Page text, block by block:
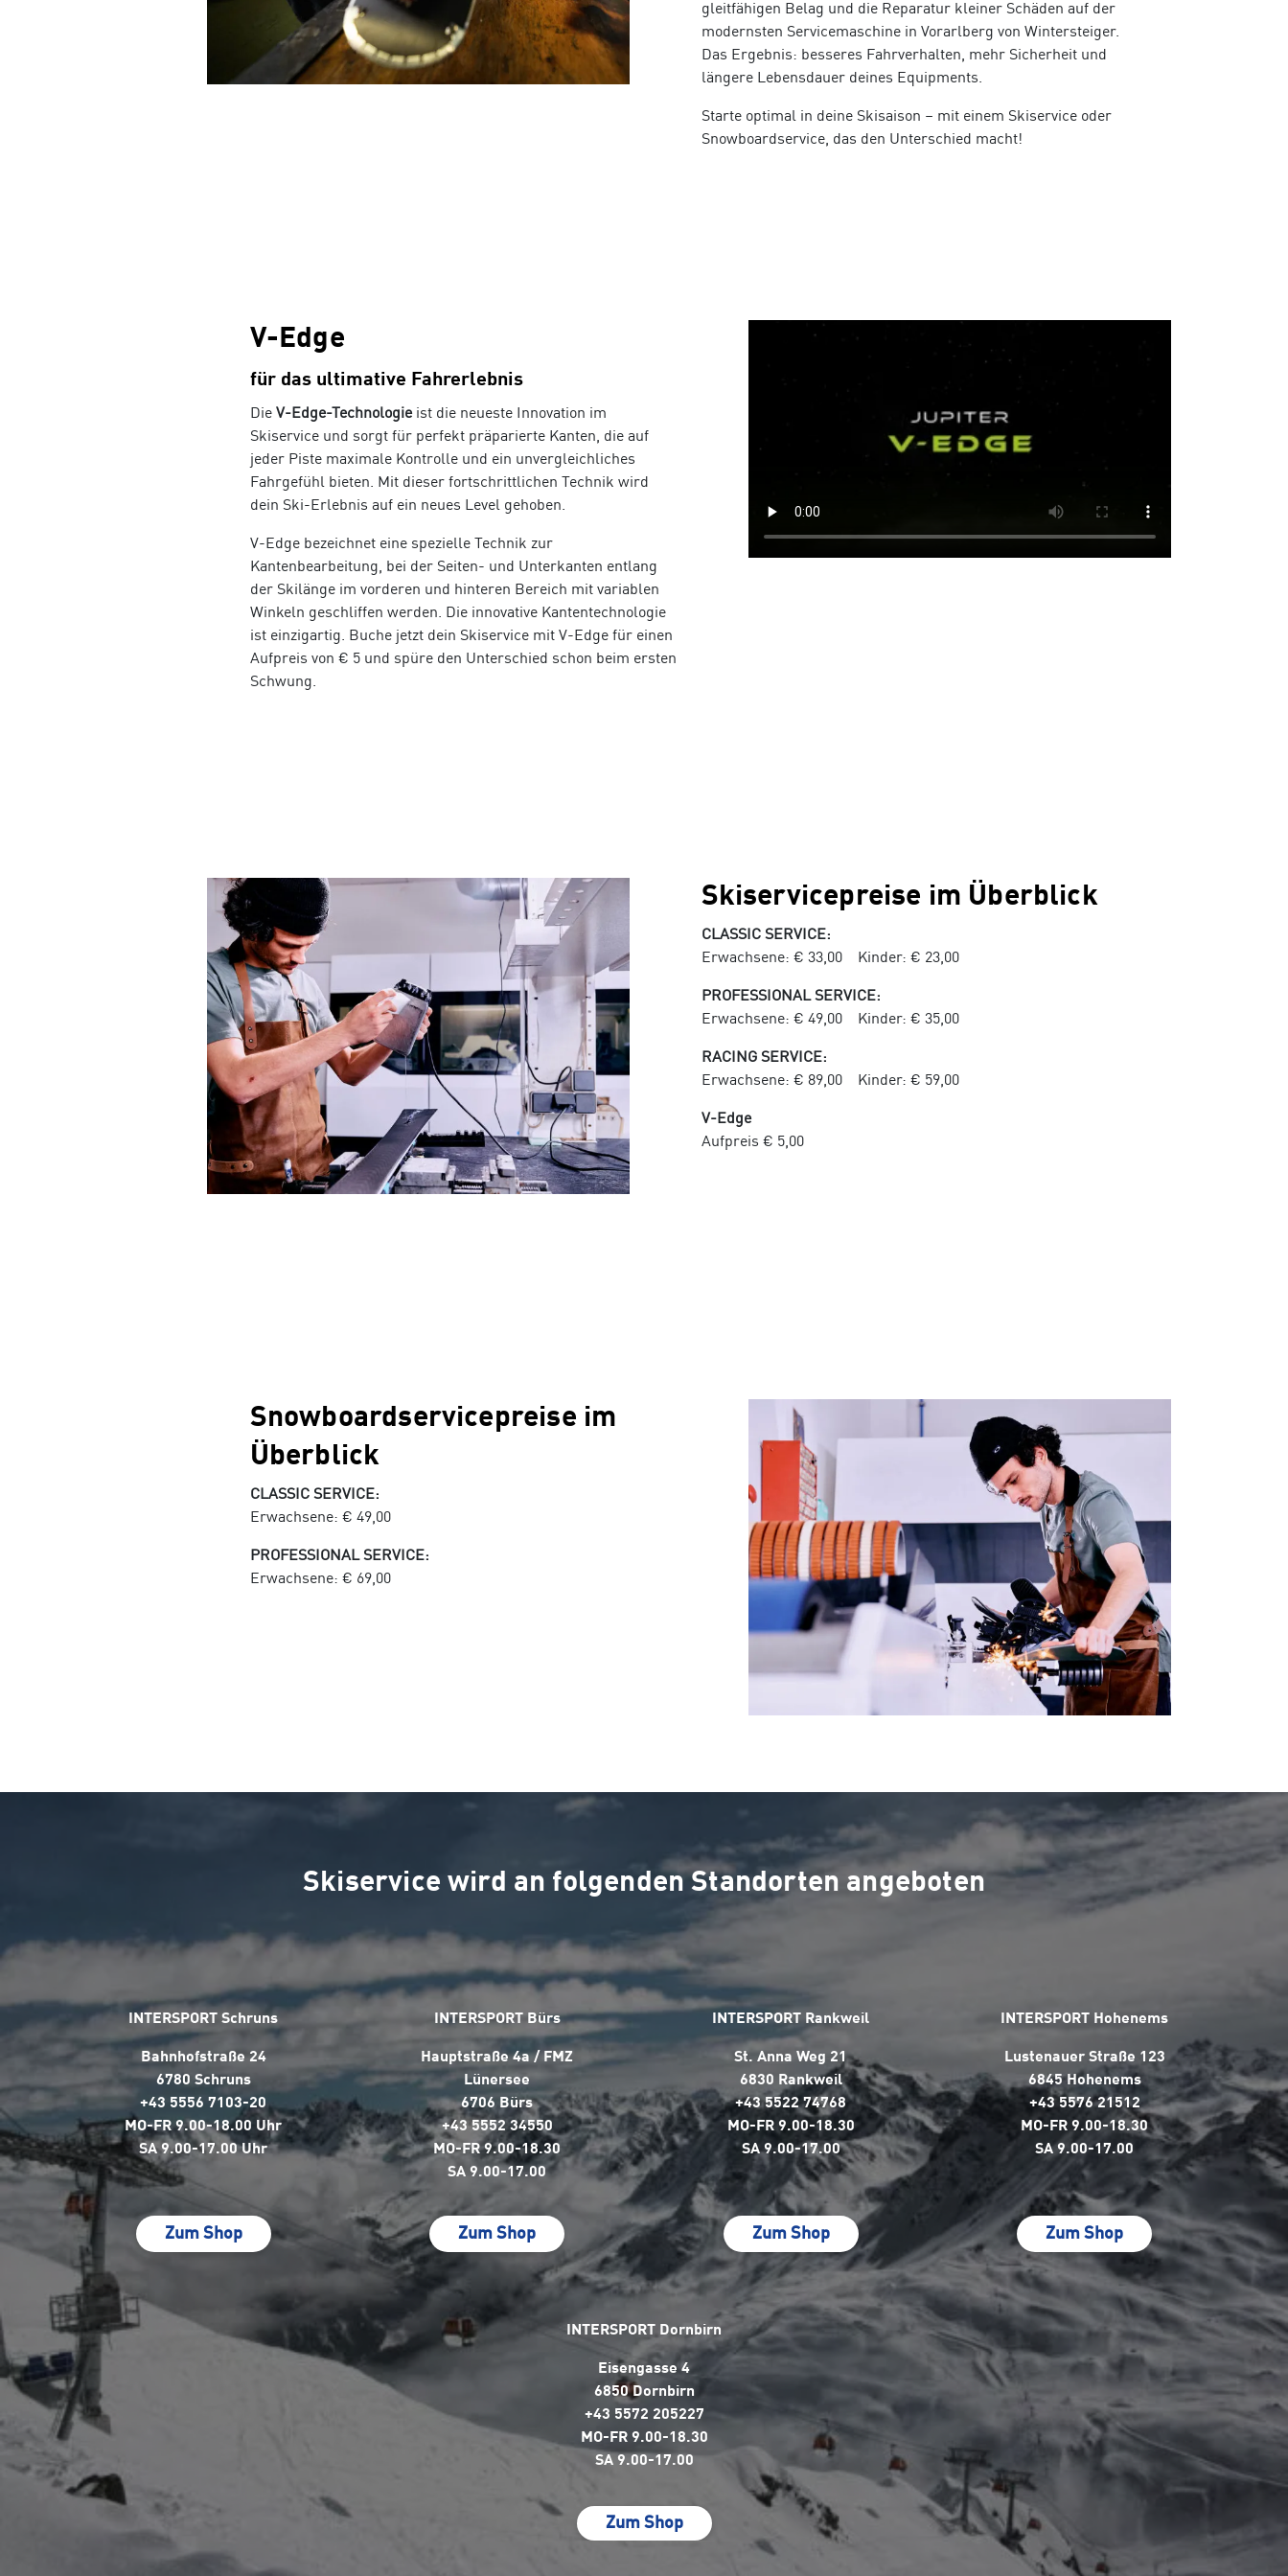
Sun & Water
gleitfähigen Belag und die Reparatur kleiner Schäden auf der
modernsten Servicemaschine in Vorarlberg von Wintersteiger.
Das Ergebnis: besseres Fahrverhalten, mehr Sicherheit und
längere Lebensdauer deines Equipments.
Starte optimal in deine Skisaison – mit einem Skiservice oder
Snowboardservice, das den Unterschied macht!
V-Edge
für das ultimative Fahrerlebnis
Die V-Edge-Technologieist die neueste Innovation im
Skiservice und sorgt für perfekt präparierte Kanten, die auf
jeder Piste maximale Kontrolle und ein unvergleichliches
Fahrgefühl bieten. Mit dieser fortschrittlichen Technik wird
dein Ski-Erlebnis auf ein neues Level gehoben.
V-Edge bezeichnet eine spezielle Technik zur
Kantenbearbeitung, bei der Seiten- und Unterkanten entlang
der Skilänge im vorderen und hinteren Bereich mit variablen
Winkeln geschliffen werden. Die innovative Kantentechnologie
ist einzigartig. Buche jetzt dein Skiservice mit V-Edge für einen
Aufpreis von € 5 und spüre den Unterschied schon beim ersten
Schwung.
Skiservicepreise im Überblick
CLASSIC SERVICE:
Erwachsene: € 33,00 Kinder: € 23,00
PROFESSIONAL SERVICE:
Erwachsene: € 49,00 Kinder: € 35,00
RACING SERVICE:
Erwachsene: € 89,00 Kinder: € 59,00
V-Edge
Aufpreis € 5,00
Snowboardservicepreise im
Überblick
CLASSIC SERVICE:
Erwachsene: € 49,00
PROFESSIONAL SERVICE:
Erwachsene: € 69,00
Skiservice wird an folgenden Standorten angeboten
INTERSPORT Schruns
Bahnhofstraße 24
6780 Schruns
+43 5556 7103-20
MO-FR 9.00-18.00 Uhr
SA 9.00-17.00 Uhr
Zum Shop
INTERSPORT Bürs
Hauptstraße 4a / FMZ
Lünersee
6706 Bürs
+43 5552 34550
MO-FR 9.00-18.30
SA 9.00-17.00
Zum Shop
INTERSPORT Rankweil
St. Anna Weg 21
6830 Rankweil
+43 5522 74768
MO-FR 9.00-18.30
SA 9.00-17.00
Zum Shop
INTERSPORT Hohenems
Lustenauer Straße 123
6845 Hohenems
+43 5576 21512
MO-FR 9.00-18.30
SA 9.00-17.00
Zum Shop
INTERSPORT Dornbirn
Eisengasse 4
6850 Dornbirn
+43 5572 205227
MO-FR 9.00-18.30
SA 9.00-17.00
Zum Shop